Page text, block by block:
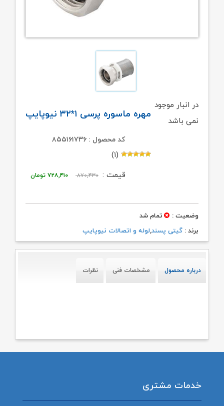
مهره ماسوره پرسی ۱*۳۲ نیوپایپ
کد محصول : ۸۵۵۱۶۱۷۳۶
(۱)
قیمت : ۸۷۰,۴۳۰
قیمت
۸۷۰,۴۳۰ تومان
۷۲۸,۴۱۰ تومان
۷۲۸,۴۱۰ تومان.
در انبار موجود
نمی باشد
وضعیت :
تمام شد
برند : گیتی پسند,لوله و اتصالات نیوپایپ
درباره محصول مشخصات فنی نظرات
خدمات مشتری